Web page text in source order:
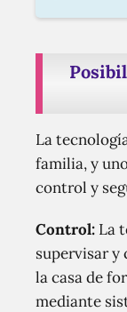
La
familia, y
control y
Control: La
supervisar y
la casa de
mediante